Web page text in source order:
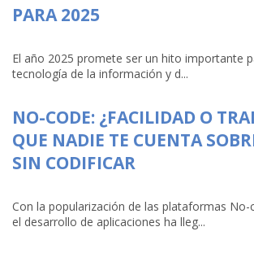
PARA 2025
El año 2025 promete ser un hito importante
tecnología de la información y d...
NO-CODE: ¿FACILIDAD O
QUE NADIE TE CUENTA
SIN CODIFICAR
Con la popularización de las plataformas
el desarrollo de aplicaciones ha lleg...